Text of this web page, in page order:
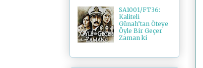
SA1001/FT36:
Kaliteli
Günah’tan Öteye
Öyle Bir Geçer
Zaman ki